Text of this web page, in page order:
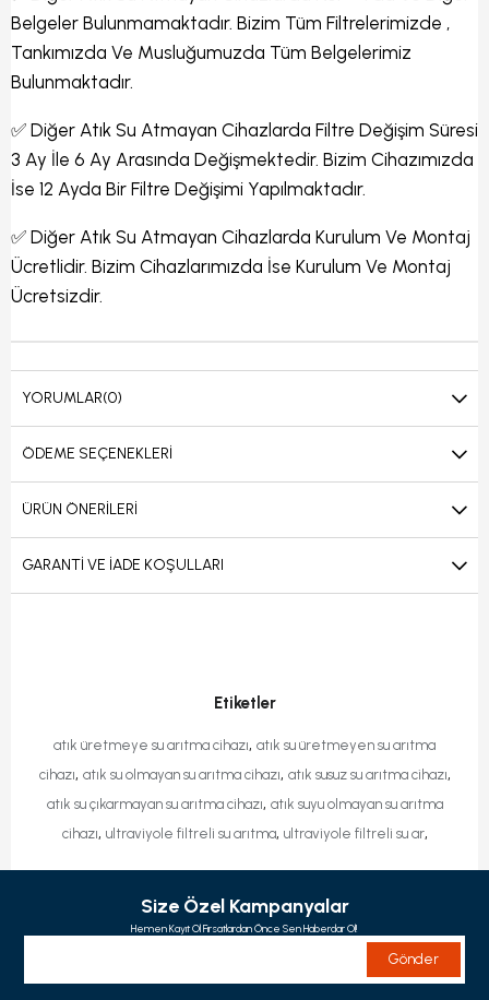
Belgeler Bulunmamaktadır. Bizim Tüm Filtrelerimizde ,
Tankımızda Ve Musluğumuzda Tüm Belgelerimiz
Bulunmaktadır.
✅ Diğer Atık Su Atmayan Cihazlarda Filtre Değişim Süresi
3 Ay İle 6 Ay Arasında Değişmektedir. Bizim Cihazımızda
İse 12 Ayda Bir Filtre Değişimi Yapılmaktadır.
✅ Diğer Atık Su Atmayan Cihazlarda Kurulum Ve Montaj
Ücretlidir. Bizim Cihazlarımızda İse Kurulum Ve Montaj
Ücretsizdir.
YORUMLAR(0)
ÖDEME SEÇENEKLERI
ÜRÜN ÖNERILERI
GARANTI VE İADE KOŞULLARI
Etiketler
atık üretmeye su arıtma cihazı, atık su üretmeyen su arıtma
cihazı, atık su olmayan su arıtma cihazı, atık susuz su arıtma cihazı,
atık su çıkarmayan su arıtma cihazı, atık suyu olmayan su arıtma
cihazı, ultraviyole filtreli su arıtma, ultraviyole filtreli su ar,
Size Özel Kampanyalar
Hemen Kayıt Ol Fırsatlardan Önce Sen Haberdar Ol!
Gönder